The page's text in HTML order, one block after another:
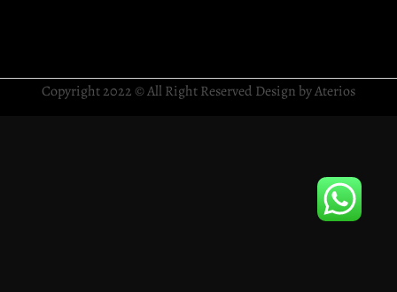
Copyright 2022 © All Right Reserved Design by Aterios